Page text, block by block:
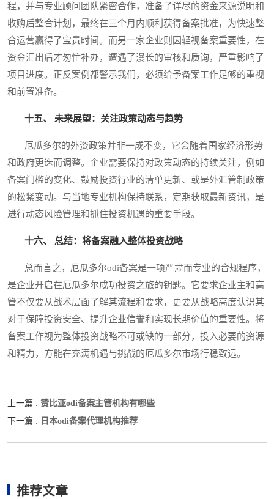
程，并与专业顾问团队紧密合作，准备了详尽的资金来源说明和
收购后整合计划，最终在三个月内顺利获得备案批准，为快速整
合运营赢得了宝贵时间。而另一家企业则因轻视备案重要性，在
资金汇出后才匆忙补办，遭遇了漫长的审核和质询，严重影响了
项目进度。正反案例都警示我们，必须给予备案工作足够的重视
和前置准备。
十五、 未来展望：关注政策动态与趋势
厄瓜多尔的外资政策并非一成不变，它会随着国家经济形势
和政府更迭而调整。企业需要保持对政策动态的持续关注，例如
备案门槛的变化、鼓励投资行业的清单更新、或是外汇管制政策
的松紧变动。与当地专业机构保持联系，定期获取最新资讯，是
进行动态风险管理和抓住投资机遇的重要手段。
十六、 总结：将备案融入整体投资战略
总而言之，厄瓜多尔odi备案是一项严肃而专业的合规程序，
是企业开启在厄瓜多尔成功投资之旅的钥匙。它要求企业主和高
管不仅要从战术层面了解其流程和要求，更要从战略高度认识其
对于保障投资安全、提升企业信誉和实现长期价值的重要性。将
备案工作视为整体投资战略不可或缺的一部分，投入必要的资源
和精力，方能在充满机遇与挑战的厄瓜多尔市场行稳致远。
上一篇 : 赞比亚odi备案主管机构有哪些
下一篇 : 日本odi备案代理机构推荐
推荐文章